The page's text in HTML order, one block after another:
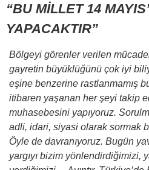
“BU MİLLET 14
YAPACAKTIR”
Bölgeyi görenler verilen
gayretin büyüklüğünü çok iyi
eşine benzerine rastlanmamış
itibaren yaşanan her şeyi takip
muhasebesini yapıyoruz.
adli, idari, siyasi olarak sormak
Öyle de davranıyoruz. Bugün
yargıyı bizim yönlendirdiğimizi,